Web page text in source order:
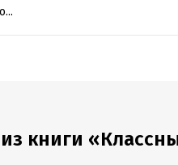
книги